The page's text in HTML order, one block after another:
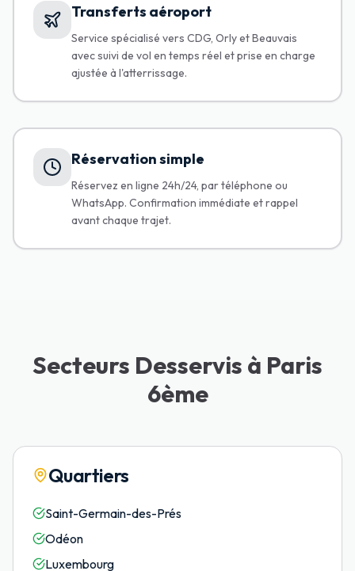
Transferts aéroport
Service spécialisé vers CDG, Orly et Beauvais
avec suivi de vol en temps réel et prise en charge
ajustée à l'atterrissage.
Réservation simple
Réservez en ligne 24h/24, par téléphone ou
WhatsApp. Confirmation immédiate et rappel
avant chaque trajet.
Secteurs Desservis à Paris
6ème
Quartiers
Saint-Germain-des-Prés
Odéon
Luxembourg